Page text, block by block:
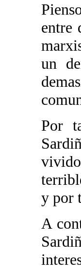
entre
un
Por
vivido
y por
A